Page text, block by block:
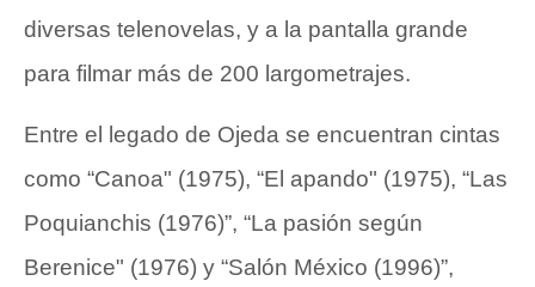
diversas telenovelas, y a la pantalla grande
para filmar más de 200 largometrajes.
Entre el legado de Ojeda se encuentran cintas
como “Canoa" (1975), “El apando" (1975), “Las
Poquianchis (1976)”, “La pasión según
Berenice" (1976) y “Salón México (1996)”,